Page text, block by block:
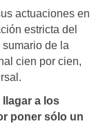
actuaciones en
estricta del
de la
cien por cien,
llagar a los
poner sólo un